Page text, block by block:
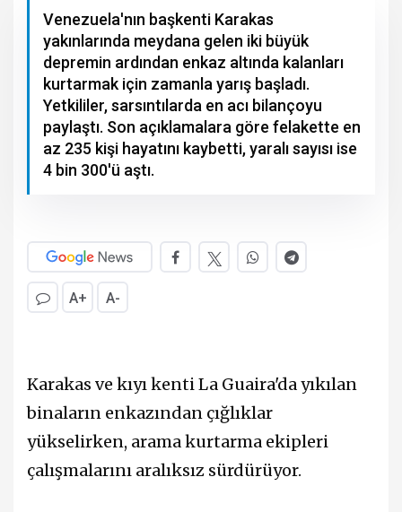
Venezuela'nın başkenti Karakas
yakınlarında meydana gelen iki büyük
depremin ardından enkaz altında kalanları
kurtarmak için zamanla yarış başladı.
Yetkililer, sarsıntılarda en acı bilançoyu
paylaştı. Son açıklamalara göre felakette en
az 235 kişi hayatını kaybetti, yaralı sayısı ise
4 bin 300'ü aştı.
A+ A-
Karakas ve kıyı kenti La Guaira'da yıkılan
binaların enkazından çığlıklar
yükselirken, arama kurtarma ekipleri
çalışmalarını aralıksız sürdürüyor.